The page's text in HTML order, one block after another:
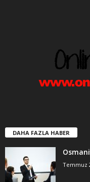
DAHA FAZLA HABER
Temmuz